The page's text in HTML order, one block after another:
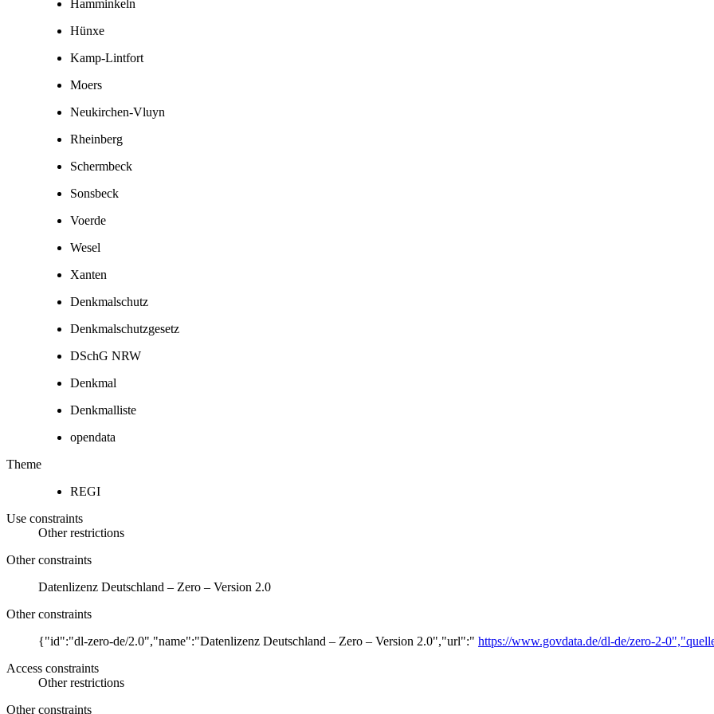
Hamminkeln
Hünxe
Kamp-Lintfort
Moers
Neukirchen-Vluyn
Rheinberg
Schermbeck
Sonsbeck
Voerde
Wesel
Xanten
Denkmalschutz
Denkmalschutzgesetz
DSchG NRW
Denkmal
Denkmalliste
opendata
Theme
REGI
Use constraints
Other restrictions
Other constraints
Datenlizenz Deutschland – Zero – Version 2.0
Other constraints
{"id":"dl-zero-de/2.0","name":"Datenlizenz Deutschland – Zero – Version 2.0","url":" https://www.govdata.de/dl-de/zero-2-
Access constraints
Other restrictions
Other constraints